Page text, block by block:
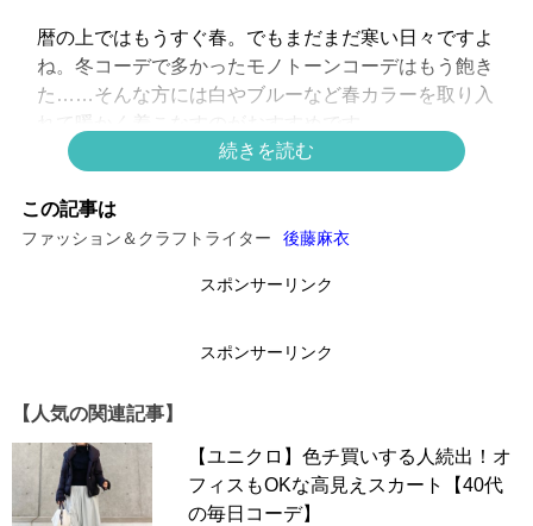
暦の上ではもうすぐ春。でもまだまだ寒い日々ですよ
ね。冬コーデで多かったモノトーンコーデはもう飽き
た……そんな方には白やブルーなど春カラーを取り入
こちらの方は白ニットにライトブルーのデニム、そし
います。気分がふさぎがちな寒い日も華やかな気分で
過ごせるはず。
ル」でグレーのシンプルコーデを彩って【40代の毎日
続きを読む
次のページへ >>
この記事は
ファッション＆クラフトライター 後藤麻衣
スポンサーリンク
スポンサーリンク
【人気の関連記事】
【ユニクロ】色チ買いする人続出！オ
フィスもOKな高見えスカート【40代
の毎日コーデ】